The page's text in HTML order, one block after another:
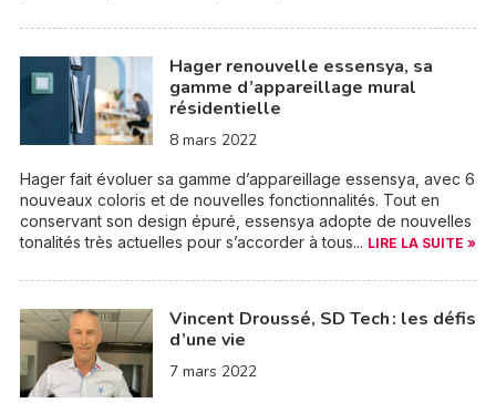
Hager renouvelle essensya, sa
gamme d’appareillage mural
résidentielle
8 mars 2022
Hager fait évoluer sa gamme d’appareillage essensya, avec 6
nouveaux coloris et de nouvelles fonctionnalités. Tout en
conservant son design épuré, essensya adopte de nouvelles
tonalités très actuelles pour s’accorder à tous... LIRE LA SUITE »
Vincent Droussé, SD Tech : les défis
d’une vie
7 mars 2022